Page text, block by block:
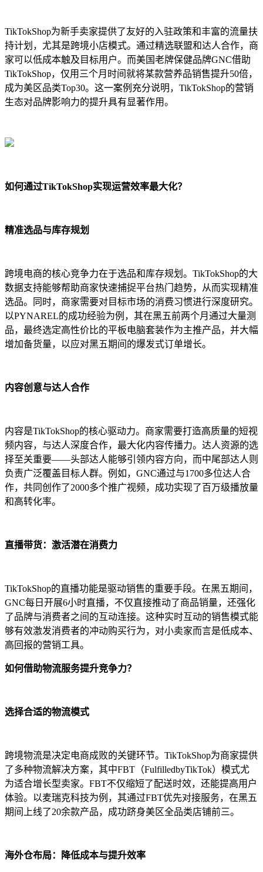
TikTokShop为新手卖家提供了友好的入驻政策和丰富的流量扶
持计划，尤其是跨境小店模式。通过精选联盟和达人合作，商
家可以低成本触及目标用户。而美国老牌保健品牌GNC借助
TikTokShop，仅用三个月时间就将某款营养品销售提升50倍，
成为美区品类Top30。这一案例充分说明，TikTokShop的营销
生态对品牌影响力的提升具有显著作用。
如何通过TikTokShop实现运营效率最大化？
精准选品与库存规划
跨境电商的核心竞争力在于选品和库存规划。TikTokShop的大
数据支持能够帮助商家快速捕捉平台热门趋势，从而实现精准
选品。同时，商家需要对目标市场的消费习惯进行深度研究。
以PYNAREL的成功经验为例，其在黑五前两个月通过大量测
品，最终选定高性价比的平板电脑套装作为主推产品，并大幅
增加备货量，以应对黑五期间的爆发式订单增长。
内容创意与达人合作
内容是TikTokShop的核心驱动力。商家需要打造高质量的短视
频内容，与达人深度合作，最大化内容传播力。达人资源的选
择至关重要——头部达人能够引领内容方向，而中尾部达人则
负责广泛覆盖目标人群。例如，GNC通过与1700多位达人合
作，共同创作了2000多个推广视频，成功实现了百万级播放量
和高转化率。
直播带货：激活潜在消费力
TikTokShop的直播功能是驱动销售的重要手段。在黑五期间，
GNC每日开展6小时直播，不仅直接推动了商品销量，还强化
了品牌与消费者之间的互动连接。这种实时互动的销售模式能
够有效激发消费者的冲动购买行为，对小卖家而言是低成本、
高回报的营销工具。
如何借助物流服务提升竞争力？
选择合适的物流模式
跨境物流是决定电商成败的关键环节。TikTokShop为商家提供
了多种物流解决方案，其中FBT（FulfilledbyTikTok）模式尤
为适合增长型卖家。FBT不仅缩短了配送时效，还能提高用户
体验。以麦瑞克科技为例，其通过FBT优先对接服务，在黑五
期间上线了20余款产品，成功跻身美区全品类店铺前三。
海外仓布局：降低成本与提升效率